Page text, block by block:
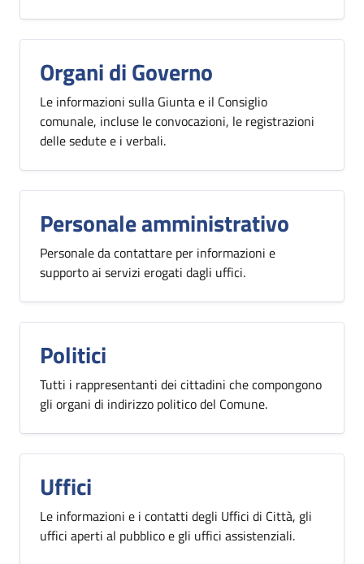
Organi di Governo
Le informazioni sulla Giunta e il Consiglio
comunale, incluse le convocazioni, le registrazioni
delle sedute e i verbali.
Personale amministrativo
Personale da contattare per informazioni e
supporto ai servizi erogati dagli uffici.
Politici
Tutti i rappresentanti dei cittadini che compongono
gli organi di indirizzo politico del Comune.
Uffici
Le informazioni e i contatti degli Uffici di Città, gli
uffici aperti al pubblico e gli uffici assistenziali.